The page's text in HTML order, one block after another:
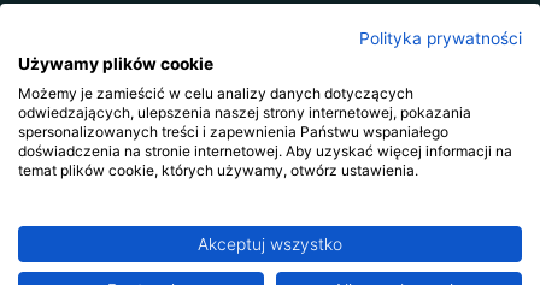
Copyright © 2009-2026 Wszystkie prawa zastrzeżone. Wydawnictwo
szkolenia i publikacje.
Polityka prywatności
Używamy plików cookie
Możemy je zamieścić w celu analizy danych dotyczących
odwiedzających, ulepszenia naszej strony internetowej, pokazania
spersonalizowanych treści i zapewnienia Państwu wspaniałego
doświadczenia na stronie internetowej. Aby uzyskać więcej informacji na
temat plików cookie, których używamy, otwórz ustawienia.
Akceptuj wszystko